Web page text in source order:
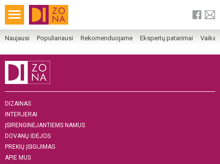
Naujausi Populiariausi Rekomenduojame Ekspertų patarimai
DIZAINAS
INTERJERAI
ĮSIRENGINĖJANTIEMS NAMUS
DOVANŲ IDĖJOS
PREKIŲ ĮSIGIJIMAS
APIE MUS